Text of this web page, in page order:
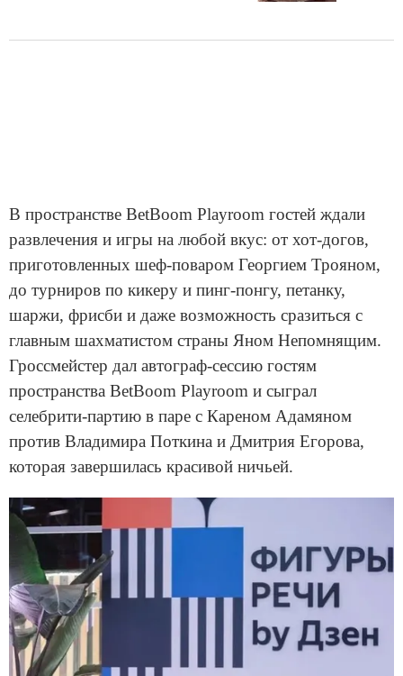
В пространстве BetBoom Playroom гостей ждали
развлечения и игры на любой вкус: от хот-догов,
приготовленных шеф-поваром Георгием Трояном,
до турниров по кикеру и пинг-понгу, петанку,
шаржи, фрисби и даже возможность сразиться с
главным шахматистом страны Яном Непомнящим.
Гроссмейстер дал автограф-сессию гостям
пространства BetBoom Playroom и сыграл
селебрити-партию в паре с Кареном Адамяном
против Владимира Поткина и Дмитрия Егорова,
которая завершилась красивой ничьей.